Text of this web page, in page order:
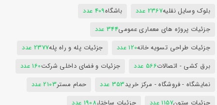
بلوک وسایل نقلیه2367 عدد باشگاه409 عدد
جزئیات پروژه های معماری عمومی344 عدد
جزئیات طراحی تسویه خانه120 عدد جزئیات پله و راه پله2377 عدد
برق کشی - اتصالات566 عدد جزئیات و فضای داخلی شرکت160 عدد
نمایشگاه - فروشگاه - مرکز خرید353 عدد حمام مستر2103 عدد
جزئیات ستون1157 عدد جزئیات ساختار1908 عدد